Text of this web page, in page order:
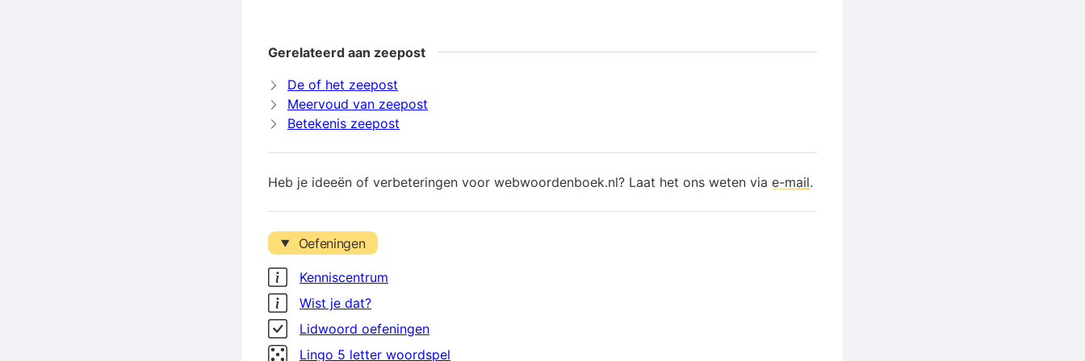
Gerelateerd aan zeepost
De of het zeepost
Meervoud van zeepost
Betekenis zeepost
Heb je ideeën of verbeteringen voor webwoordenboek.nl? Laat het ons weten via e-mail.
Oefeningen
Kenniscentrum
Wist je dat?
Lidwoord oefeningen
Lingo 5 letter woordspel